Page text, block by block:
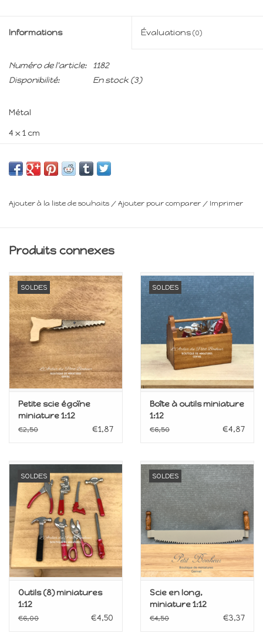
Informations Évaluations (0)
Numéro de l'article:
1182
Disponibilité:
En stock (3)
Métal
4 x 1 cm
Frais de livraison : voir panier
Ajouter à la liste de souhaits / Ajouter pour comparer / Imprimer
Produits connexes
SOLDES
Petite scie égoïne
miniature 1:12
€2,50 €1,87
SOLDES
Boîte à outils miniature
1:12
€6,50 €4,87
SOLDES
Outils (8) miniatures
1:12
€6,00 €4,50
SOLDES
Scie en long,
miniature 1:12
€4,50 €3,37